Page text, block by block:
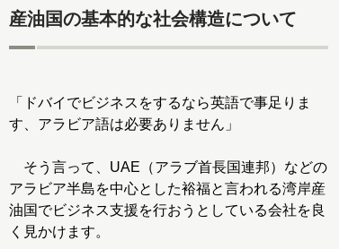
産油国の基本的な社会構造について
「ドバイでビジネスをするなら英語で事足りま
す、アラビア語は必要ありません」
そう言って、UAE（アラブ首長国連邦）などの
アラビア半島を中心とした裕福と言われる湾岸産
油国でビジネス支援を行おうとしている会社を良
く見かけます。